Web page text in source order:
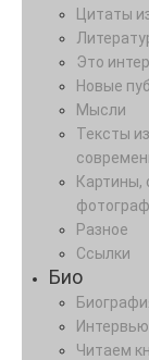
Цитаты
Это
Новые
Мысли
Тексты
Картины,
Разное
Ссылки
Био
Интервью
Читаем